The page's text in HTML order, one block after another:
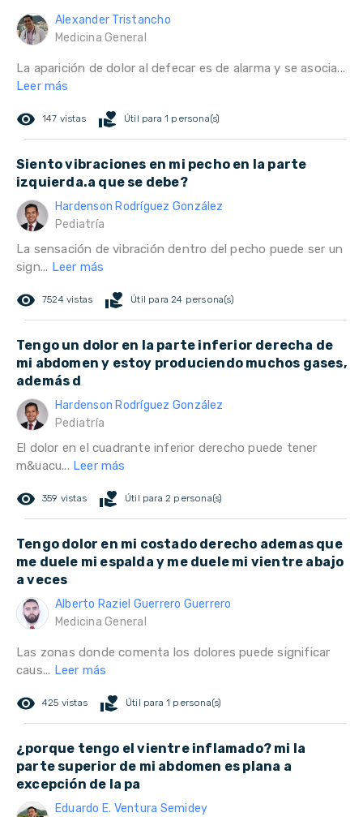
Alexander Tristancho
Medicina General
La aparición de dolor al defecar es de alarma y se asocia...
Leer más
remove_red_eye 147 vistas volunteer_activism Útil para 1 persona(s)
Siento vibraciones en mi pecho en la parte
izquierda.a que se debe?
Hardenson Rodríguez González
Pediatría
La sensación de vibración dentro del pecho puede ser un
sign... Leer más
remove_red_eye 7524 vistas volunteer_activism Útil para 24 persona(s)
Tengo un dolor en la parte inferior derecha de
mi abdomen y estoy produciendo muchos gases,
además d
Hardenson Rodríguez González
Pediatría
El dolor en el cuadrante inferior derecho puede tener
m&uacu... Leer más
remove_red_eye 359 vistas volunteer_activism Útil para 2 persona(s)
Tengo dolor en mi costado derecho ademas que
me duele mi espalda y me duele mi vientre abajo
a veces
Alberto Raziel Guerrero Guerrero
Medicina General
Las zonas donde comenta los dolores puede significar
caus... Leer más
remove_red_eye 425 vistas volunteer_activism Útil para 1 persona(s)
¿porque tengo el vientre inflamado? mi la
parte superior de mi abdomen es plana a
excepción de la pa
Eduardo E. Ventura Semidey